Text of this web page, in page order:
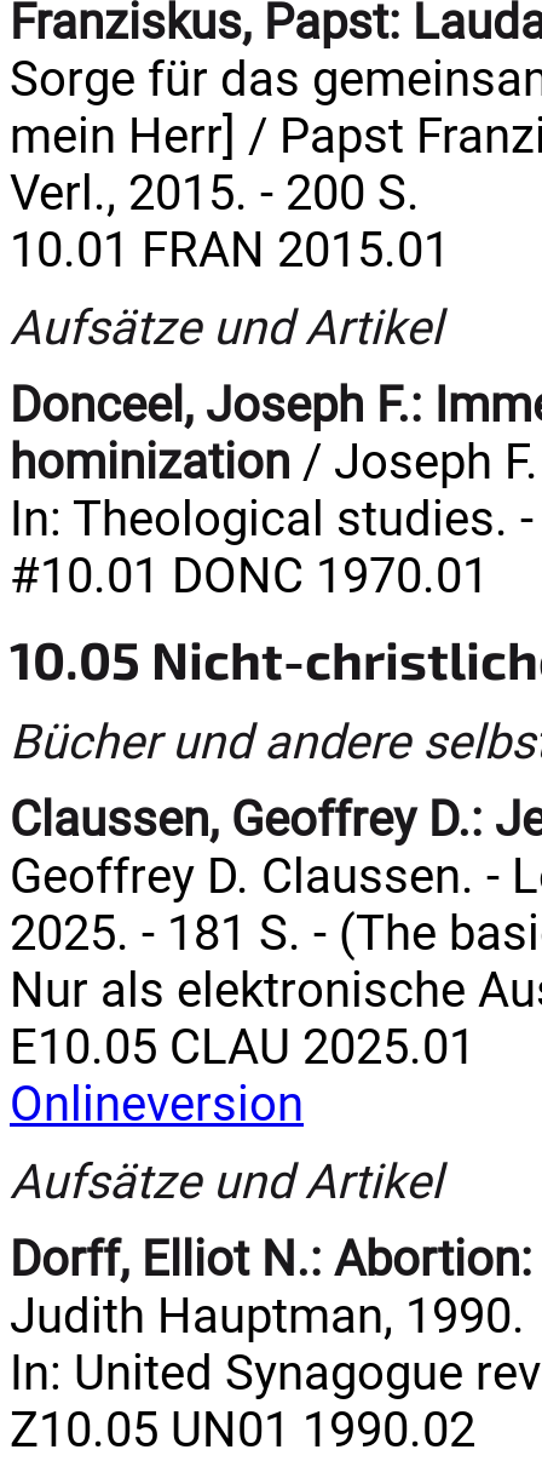
Franziskus, Papst:
Sorge für das
mein Herr] / Papst
Verl., 2015. - 200 S.
10.01 FRAN 2015.01
Aufsätze und Artikel
Donceel, Joseph F.:
hominization / Joseph
In: Theological studies.
#10.01 DONC 1970.01
10.05 Nicht-
Bücher und andere
Claussen, Geoffrey D.:
Geoffrey D. Claussen. -
2025. - 181 S. - (The
Nur als elektronische
E10.05 CLAU 2025.01
Onlineversion
Aufsätze und Artikel
Dorff, Elliot N.:
Judith Hauptman, 1990.
In: United Synagogue
Z10.05 UN01 1990.02